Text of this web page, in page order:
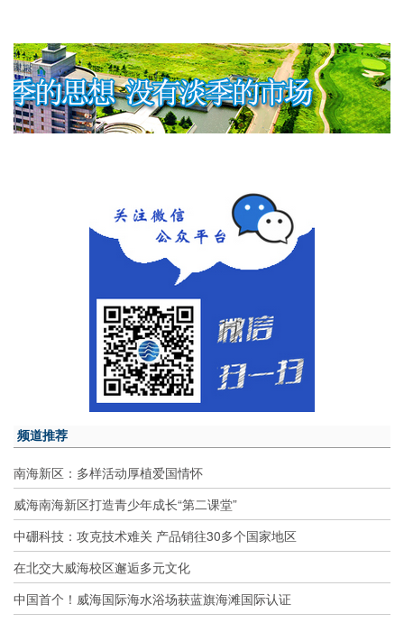
频道推荐
南海新区：多样活动厚植爱国情怀
威海南海新区打造青少年成长“第二课堂”
中硼科技：攻克技术难关 产品销往30多个国家地区
在北交大威海校区邂逅多元文化
中国首个！威海国际海水浴场获蓝旗海滩国际认证